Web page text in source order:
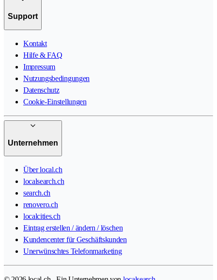
Support
Kontakt
Hilfe & FAQ
Impressum
Nutzungsbedingungen
Datenschutz
Cookie-Einstellungen
Unternehmen
Über local.ch
localsearch.ch
search.ch
renovero.ch
localcities.ch
Eintrag erstellen / ändern / löschen
Kundencenter für Geschäftskunden
Unerwünschtes Telefonmarketing